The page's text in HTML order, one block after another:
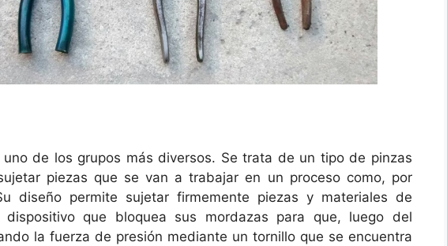
de los grupos más diversos. Se trata de un tipo de pinzas
piezas que se van a trabajar en un proceso como, por
diseño permite sujetar firmemente piezas y materiales de
que bloquea sus mordazas para que, luego del
la fuerza de presión mediante un tornillo que se encuentra